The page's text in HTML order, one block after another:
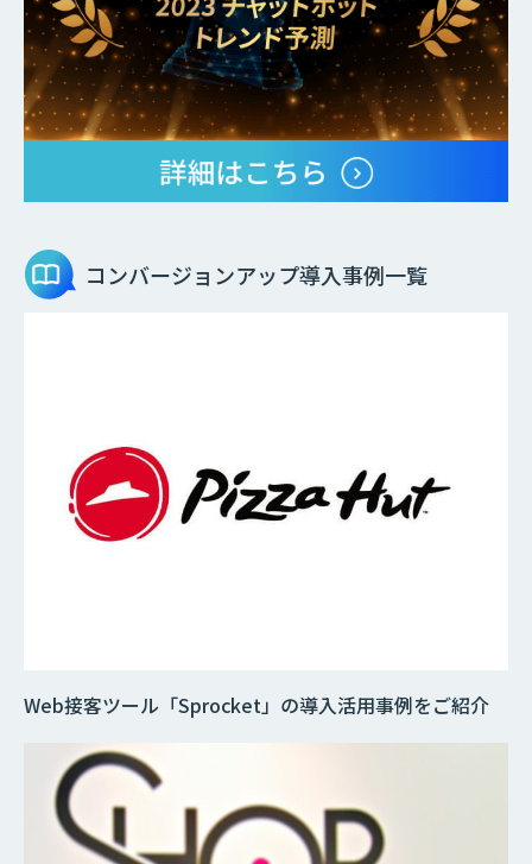
コンバージョンアップ導入事例一覧
Web接客ツール「Sprocket」の導入活用事例をご紹介